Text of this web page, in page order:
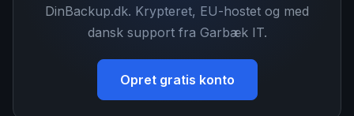
DinBackup.dk. Krypteret, EU-hostet og med
dansk support fra Garbæk IT.
Opret gratis konto